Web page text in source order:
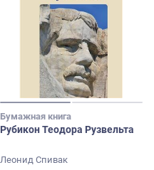
Бумажная книга
Рубикон Теодора Рузвельта
Леонид Спивак